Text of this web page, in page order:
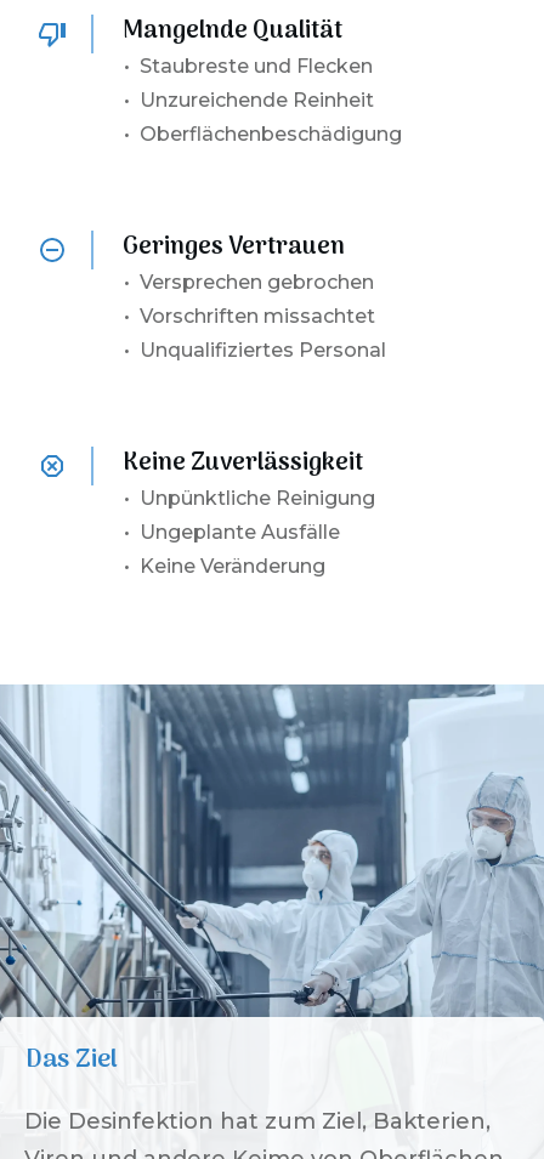
Mangelnde Qualität
• Staubreste und Flecken
• Unzureichende Reinheit
• Oberflächenbeschädigung
Geringes Vertrauen
•Versprechen gebrochen
• Vorschriften missachtet
• Unqualifiziertes Personal
Keine Zuverlässigkeit
• Unpünktliche Reinigung
• Ungeplante Ausfälle
• Keine Veränderung
Das Ziel
Die Desinfektion hat zum Ziel, Bakterien,